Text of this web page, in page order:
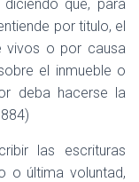
que, para
por titulo, el
vivos o por causa
el inmueble o
deba hacerse la
las escrituras
o última voluntad,